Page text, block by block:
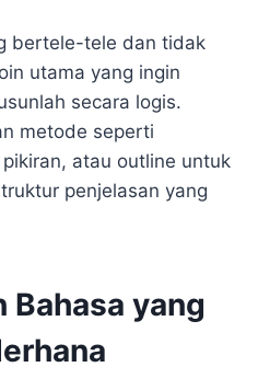
bertele-tele dan tidak
utama yang ingin
secara logis.
metode seperti
atau outline untuk
penjelasan yang
Bahasa yang